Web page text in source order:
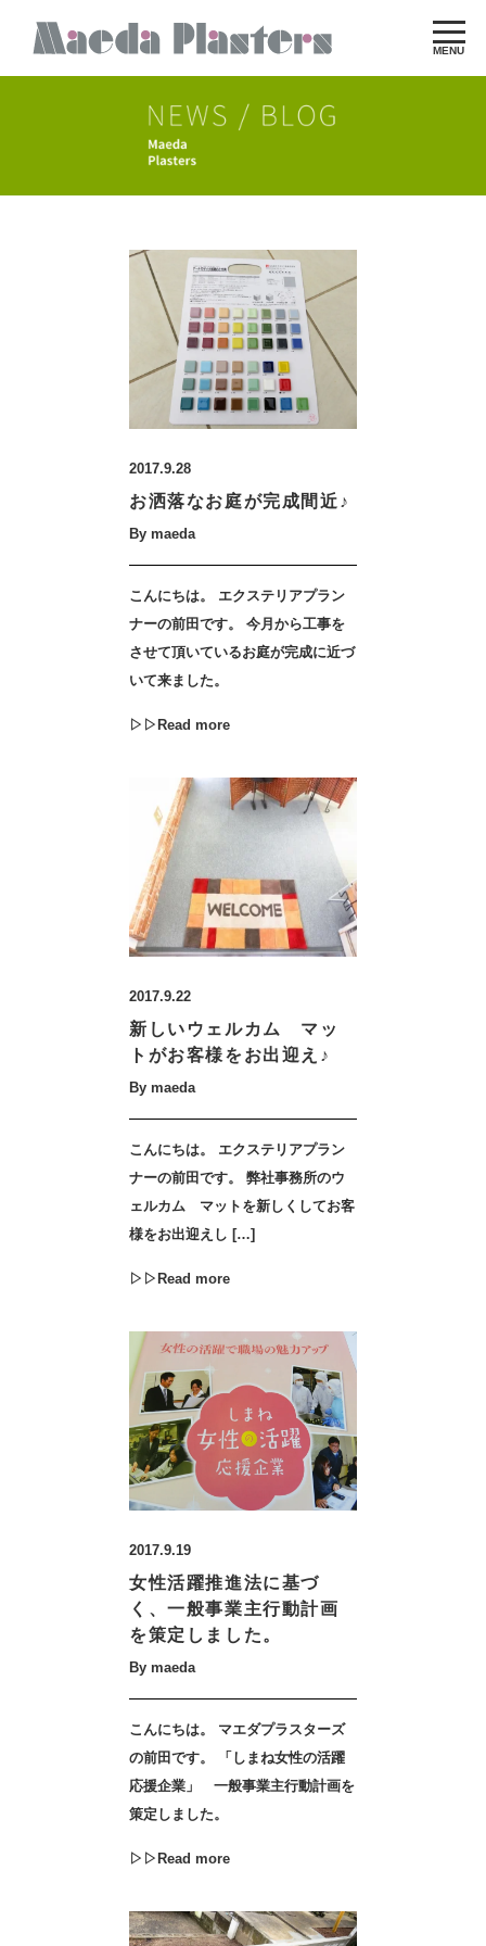
MENU
2017.9.28
お洒落なお庭が完成間近♪
By maeda
こんにちは。 エクステリアプラン
ナーの前田です。 今月から工事を
させて頂いているお庭が完成に近づ
いて来ました。
▷▷Read more
2017.9.22
新しいウェルカム マッ
トがお客様をお出迎え♪
By maeda
こんにちは。 エクステリアプラン
ナーの前田です。 弊社事務所のウ
ェルカム マットを新しくしてお客
様をお出迎えし […]
▷▷Read more
2017.9.19
女性活躍推進法に基づ
く、一般事業主行動計画
を策定しました。
By maeda
こんにちは。 マエダプラスターズ
の前田です。 「しまね女性の活躍
応援企業」 一般事業主行動計画を
策定しました。
▷▷Read more